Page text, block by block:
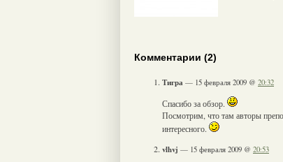
Комментарии (2)
Тигра — 15 февраля 2009 @ 20:32
Спасибо за обзор.
Посмотрим, что там авторы
интересного.
vlhvj — 15 февраля 2009 @ 20:53